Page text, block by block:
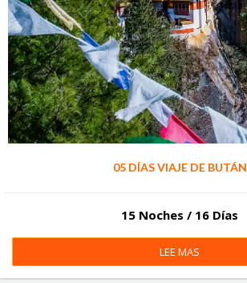
05 DÍAS VIAJE DE BUTÁN
15 Noches / 16 Días
LEE MAS